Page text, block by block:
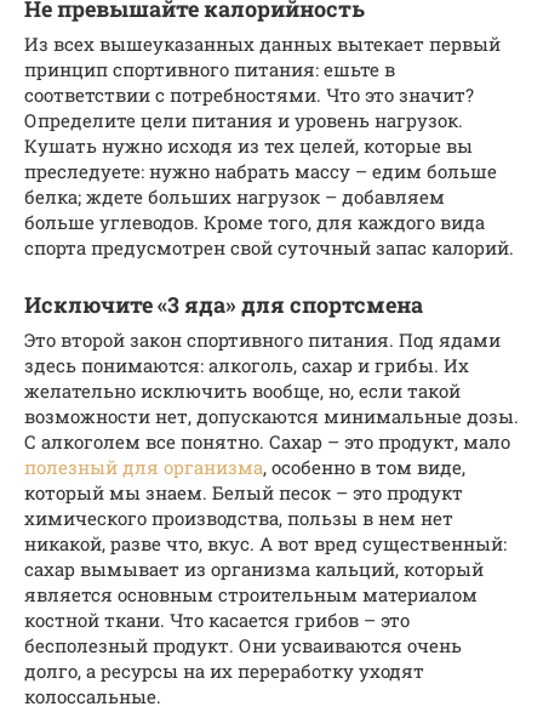
Не превышайте калорийность
Из всех вышеуказанных данных вытекает первый
принцип спортивного питания: ешьте в
соответствии с потребностями. Что это значит?
Определите цели питания и уровень нагрузок.
Кушать нужно исходя из тех целей, которые вы
преследуете: нужно набрать массу – едим больше
белка; ждете больших нагрузок – добавляем
больше углеводов. Кроме того, для каждого вида
спорта предусмотрен свой суточный запас калорий.
Исключите «3 яда» для спортсмена
Это второй закон спортивного питания. Под ядами
здесь понимаются: алкоголь, сахар и грибы. Их
желательно исключить вообще, но, если такой
возможности нет, допускаются минимальные дозы.
С алкоголем все понятно. Сахар – это продукт, мало
полезный для организма, особенно в том виде,
который мы знаем. Белый песок – это продукт
химического производства, пользы в нем нет
никакой, разве что, вкус. А вот вред существенный:
сахар вымывает из организма кальций, который
является основным строительным материалом
костной ткани. Что касается грибов – это
бесполезный продукт. Они усваиваются очень
долго, а ресурсы на их переработку уходят
колоссальные.